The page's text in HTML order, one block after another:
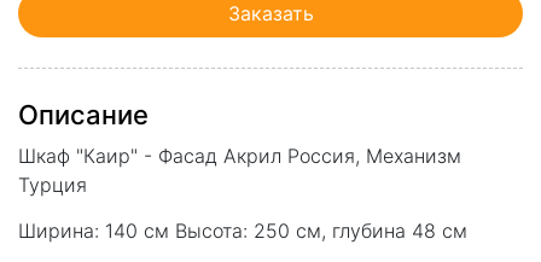
Заказать
Описание
Шкаф "Каир" - Фасад Акрил Россия, Механизм
Турция
Ширина: 140 см Высота: 250 см, глубина 48 см